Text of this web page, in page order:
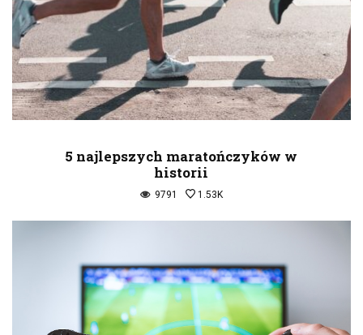
5 najlepszych maratończyków w
historii
9791 1.53K